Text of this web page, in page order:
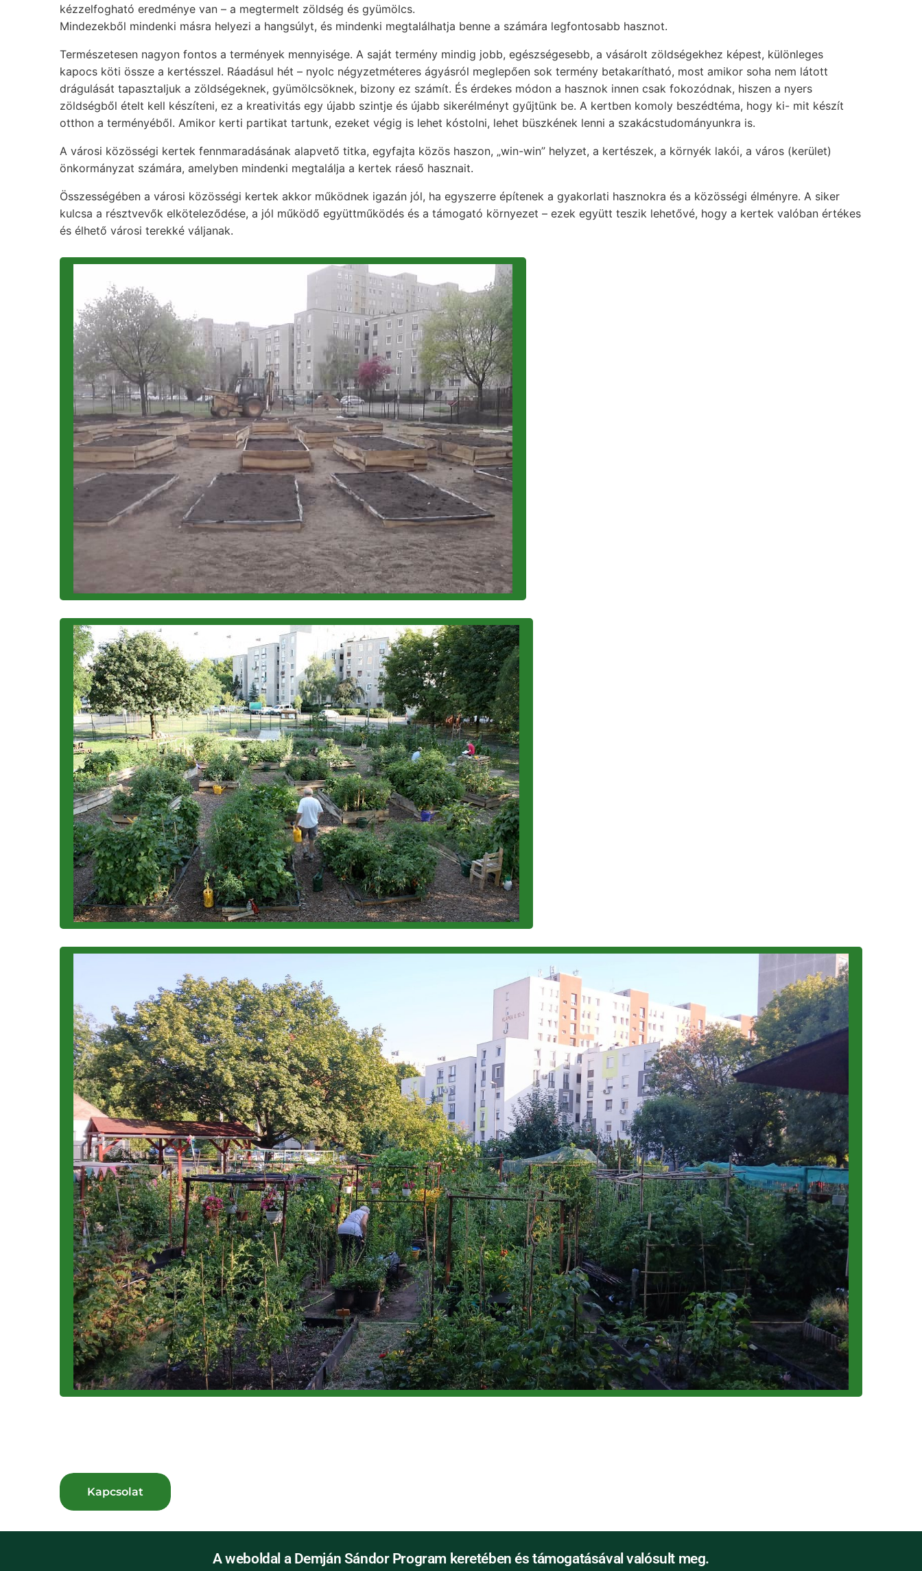
kézzelfogható eredménye van – a megtermelt zöldség és gyümölcs.
Mindezekből mindenki másra helyezi a hangsúlyt, és mindenki megtalálhatja benne a számára legfontosabb hasznot.
Természetesen nagyon fontos a termények mennyisége. A saját termény mindig jobb, egészségesebb, a vásárolt zöldségekhez képest, különleges
kapocs köti össze a kertésszel. Ráadásul hét – nyolc négyzetméteres ágyásról meglepően sok termény betakarítható, most amikor soha nem látott
drágulását tapasztaljuk a zöldségeknek, gyümölcsöknek, bizony ez számít. És érdekes módon a hasznok innen csak fokozódnak, hiszen a nyers
zöldségből ételt kell készíteni, ez a kreativitás egy újabb szintje és újabb sikerélményt gyűjtünk be. A kertben komoly beszédtéma, hogy ki- mit készít
otthon a terményéből. Amikor kerti partikat tartunk, ezeket végig is lehet kóstolni, lehet büszkének lenni a szakácstudományunkra is.
A városi közösségi kertek fennmaradásának alapvető titka, egyfajta közös haszon, „win-win” helyzet, a kertészek, a környék lakói, a város (kerület)
önkormányzat számára, amelyben mindenki megtalálja a kertek ráeső hasznait.
Összességében a városi közösségi kertek akkor működnek igazán jól, ha egyszerre építenek a gyakorlati hasznokra és a közösségi élményre. A siker
kulcsa a résztvevők elköteleződése, a jól működő együttműködés és a támogató környezet – ezek együtt teszik lehetővé, hogy a kertek valóban értékes
és élhető városi terekké váljanak.
A weboldal a Demján Sándor Program keretében és támogatásával valósult meg.